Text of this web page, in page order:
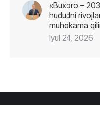
«Buxoro –
hududni
muhokama
Iyul 24, 2026